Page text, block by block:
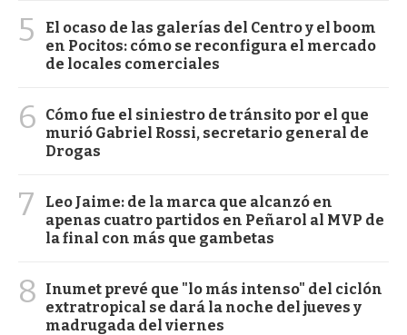
5
El ocaso de las galerías del Centro y el boom
en Pocitos: cómo se reconfigura el mercado
de locales comerciales
6
Cómo fue el siniestro de tránsito por el que
murió Gabriel Rossi, secretario general de
Drogas
7
Leo Jaime: de la marca que alcanzó en
apenas cuatro partidos en Peñarol al MVP de
la final con más que gambetas
8
Inumet prevé que "lo más intenso" del ciclón
extratropical se dará la noche del jueves y
madrugada del viernes